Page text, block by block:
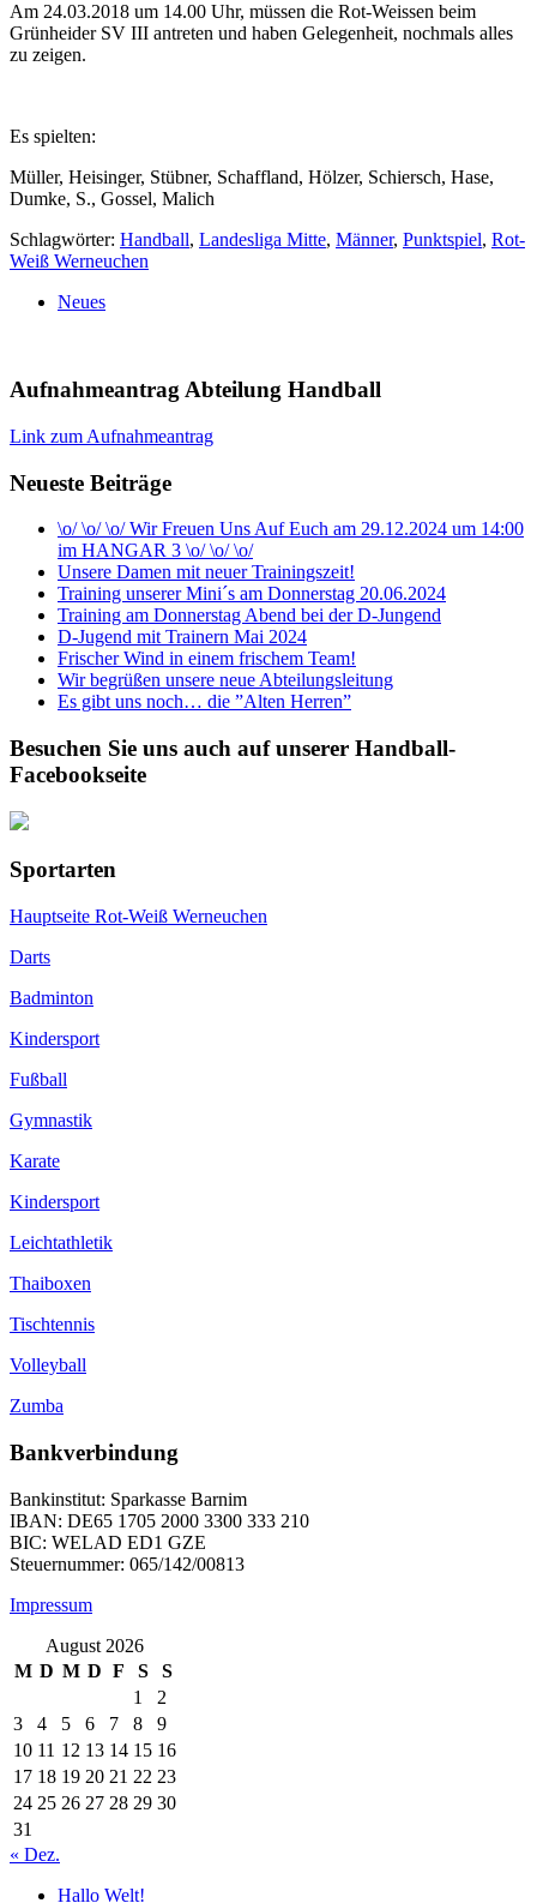
Am 24.03.2018 um 14.00 Uhr, müssen die Rot-Weissen beim
Grünheider SV III antreten und haben Gelegenheit, nochmals alles
zu zeigen.
Es spielten:
Müller, Heisinger, Stübner, Schaffland, Hölzer, Schiersch, Hase,
Dumke, S., Gossel, Malich
Schlagwörter: Handball, Landesliga Mitte, Männer, Punktspiel, Rot-
Weiß Werneuchen
Neues
Aufnahmeantrag Abteilung Handball
Link zum Aufnahmeantrag
Neueste Beiträge
\o/ \o/ \o/ Wir Freuen Uns Auf Euch am 29.12.2024 um 14:00
im HANGAR 3 \o/ \o/ \o/
Unsere Damen mit neuer Trainingszeit!
Training unserer Mini´s am Donnerstag 20.06.2024
Training am Donnerstag Abend bei der D-Jungend
D-Jugend mit Trainern Mai 2024
Frischer Wind in einem frischem Team!
Wir begrüßen unsere neue Abteilungsleitung
Es gibt uns noch… die ”Alten Herren”
Besuchen Sie uns auch auf unserer Handball-
Facebookseite
Sportarten
Hauptseite Rot-Weiß Werneuchen
Darts
Badminton
Kindersport
Fußball
Gymnastik
Karate
Kindersport
Leichtathletik
Thaiboxen
Tischtennis
Volleyball
Zumba
Bankverbindung
Bankinstitut: Sparkasse Barnim
IBAN: DE65 1705 2000 3300 333 210
BIC: WELAD ED1 GZE
Steuernummer: 065/142/00813
Impressum
August 2026
M D M D F S
S
1
2
3
4 5 6 7 8
9
10 11 12 13 14 15 16
17 18 19 20 21 22 23
24 25 26 27 28 29 30
31
« Dez.
Hallo Welt!